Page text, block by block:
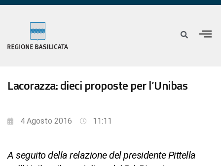
Lacorazza: dieci proposte per l’Unibas
4 Agosto 2016 11:11
A seguito della relazione del presidente Pittella